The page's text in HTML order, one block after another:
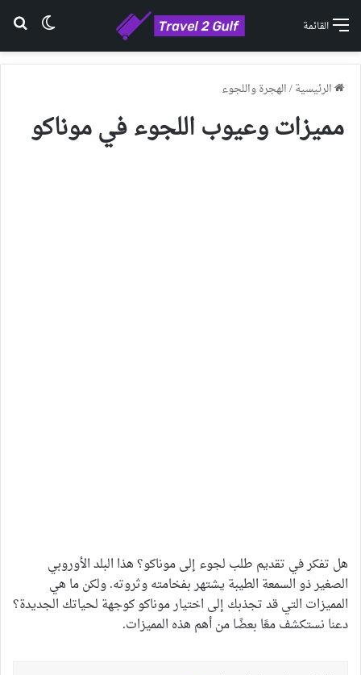
القائمة
الرئيسية/الهجرة واللجوء
مميزات وعيوب اللجوء في موناكو
هل تفكر في تقديم طلب لجوء إلى موناكو؟ هذا البلد الأوروبي
الصغير ذو السمعة الطيبة يشتهر بفخامته وثروته. ولكن ما هي
المميزات التي قد تجذبك إلى اختيار موناكو كوجهة لحياتك الجديدة؟
دعنا نستكشف معًا بعضًا من أهم هذه المميزات.